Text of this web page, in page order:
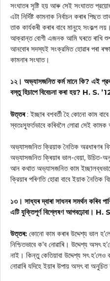
সংঘাতৰ সৃষ্টি হয় আৰু সেই সংঘাতত
এটা নির্দিষ্ট কামনাক নির্বাচন কৰাৰ
তাক কাৰ্যকৰী কৰাৰ বাবে মানুহে সংকল্প
আক্রান্ত বোগী এজনক আমি ঘৰতে ৰাখি
আনবোৰ সদস্যই সংক্রমিত হোৱাৰ পৰা
কামনাৰ সংঘাত।
১২। অভ্যাসজনিত কর্ম মানে কি? এই
বস্তু হিচাপে বিবেচনা কৰা হয়? H. S.
উত্তৰ: ইচ্ছাৰ বশবর্তী হৈ কোনো কাম
স্বতঃস্ফূর্তভাবে কৰিবলৈ লোৱা সেই
অভ্যাসজনিত ক্রিয়াক নৈতিক অৱধাৰণৰ
অভ্যাসজনিত ক্ৰিয়াৰ ভাল-বেয়া, উচিত-
আন কথাত অভ্যাসজনিত কাম
ক্রিয়াৰ পৰিণতি হোৱা বাবে ইয়াক নৈতিক
১৩। সাধ্যৰ দ্বাৰা সাধনৰ সমৰ্থন কৰিব
এটি যুক্তিপূর্ণ বিশ্লেষণ আগবঢ়োবা। H.
উত্তৰ: কোনো কাম কৰাৰ উদ্দেশ্য ভাল
নিশ্চিতভাবে ক’ব নোৱাৰি। উদ্দেশ্য অসৎ
নাই। কিন্তু কেতিয়াবা উদ্দেশ্য সৎ হ’লেও
নোৱাৰি যদিহে ইয়াৰ উপায় অসৎ বা